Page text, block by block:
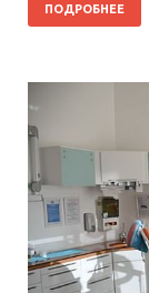
ПОДРОБНЕЕ